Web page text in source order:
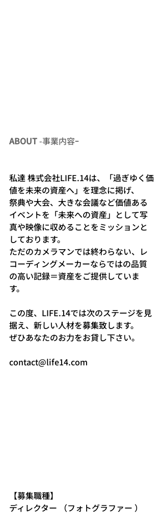
ABOUT -事業内容ｰ
私達 株式会社LIFE.14は、「過ぎゆく価
値を未来の資産へ」を理念に掲げ、
祭典や大会、大きな会議など価値ある
イベントを「未来への資産」として写
真や映像に収めることをミッションと
しております。
ただのカメラマンでは終わらない、レ
コーディングメーカーならではの品質
の高い記録＝資産をご提供していま
す。
この度、LIFE.14では次のステージを見
据え、新しい人材を募集致します。
ぜひあなたのお力をお貸し下さい。
contact@life14.com
【募集職種】
ディレクター （フォトグラファー ）